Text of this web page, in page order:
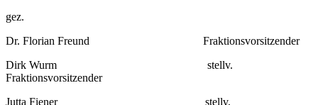
gez.
Dr. Florian Freund Fraktionsvorsitzender
Dirk Wurm stellv.
Fraktionsvorsitzender
Jutta Fiener stellv.